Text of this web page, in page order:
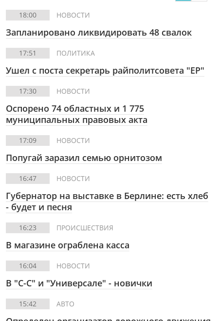
18:00 НОВОСТИ
Запланировано ликвидировать 48 свалок
17:51 ПОЛИТИКА
Ушел с поста секретарь райполитсовета "ЕР"
17:30 НОВОСТИ
Оспорено 74 областных и 1 775
муниципальных правовых акта
17:09 НОВОСТИ
Попугай заразил семью орнитозом
16:47 НОВОСТИ
Губернатор на выставке в Берлине: есть хлеб
- будет и песня
16:23 ПРОИСШЕСТВИЯ
В магазине ограблена касса
16:04 НОВОСТИ
В "С-С" и "Универсале" - новички
15:42 АВТО